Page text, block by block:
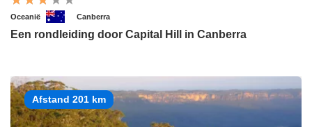
Oceanië Canberra
Een rondleiding door Capital Hill in Canberra
Afstand 201 km